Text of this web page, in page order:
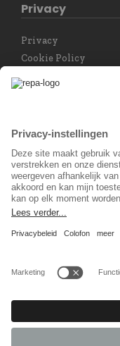
Privacy
Privacy
Cookie Policy
Nederlands
Sociaal Netwerk
© 2026 REPA Holding